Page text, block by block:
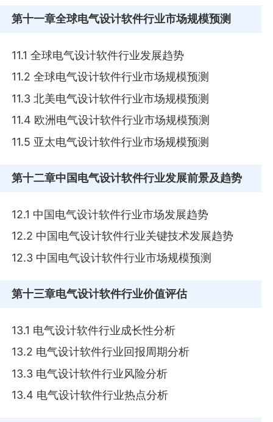
第十一章全球电气设计软件行业市场规模预测
11.1 全球电气设计软件行业发展趋势
11.2 全球电气设计软件行业市场规模预测
11.3 北美电气设计软件行业市场规模预测
11.4 欧洲电气设计软件行业市场规模预测
11.5 亚太电气设计软件行业市场规模预测
第十二章中国电气设计软件行业发展前景及趋势
12.1 中国电气设计软件行业市场发展趋势
12.2 中国电气设计软件行业关键技术发展趋势
12.3 中国电气设计软件行业市场规模预测
第十三章电气设计软件行业价值评估
13.1 电气设计软件行业成长性分析
13.2 电气设计软件行业回报周期分析
13.3 电气设计软件行业风险分析
13.4 电气设计软件行业热点分析